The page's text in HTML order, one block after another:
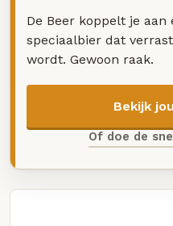
De Beer koppelt je
speciaalbier dat
wordt. Gewoon raak.
Bekijk
Of doe de